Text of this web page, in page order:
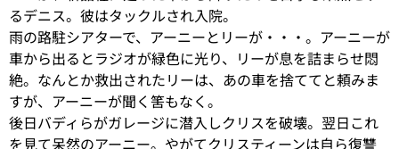
るデニス。彼はタックルされ入院。
雨の路駐シアターで、アーニーとリーが・・・。アーニーが
車から出るとラジオが緑色に光り、リーが息を詰まらせ悶
絶。なんとか救出されたリーは、あの車を捨ててと頼みま
すが、アーニーが聞く筈もなく。
後日バディらがガレージに潜入しクリスを破壊。翌日これ
を見て呆然のアーニー。やがてクリスティーンは自ら復讐